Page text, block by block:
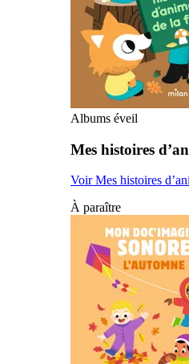
Albums éveil
Mes histoires
Voir Mes histoires
À paraître